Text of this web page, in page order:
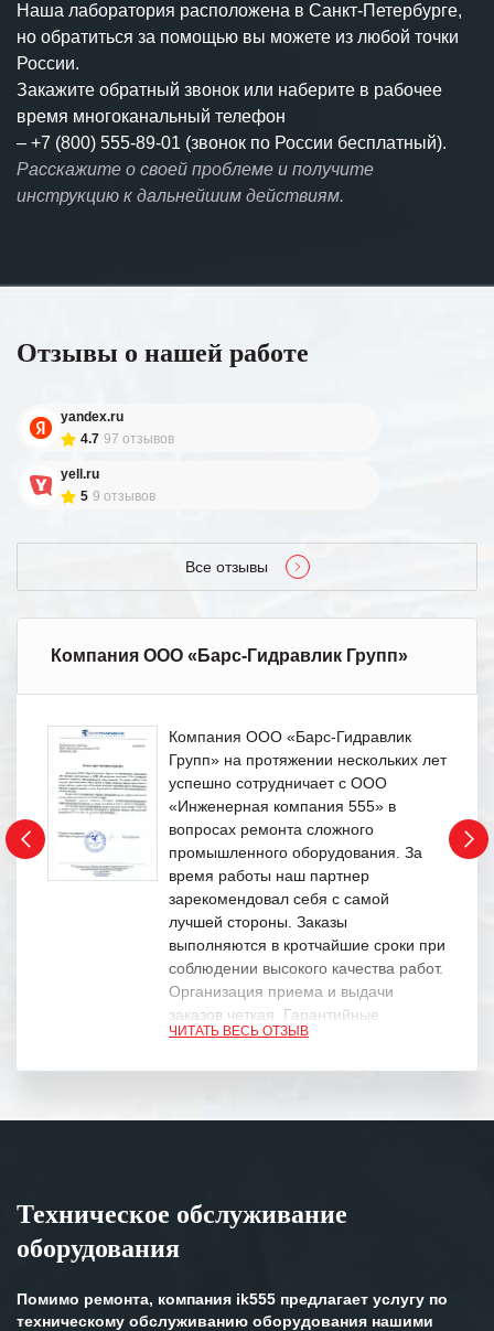
Наша лаборатория расположена в Санкт-Петербурге,
но обратиться за помощью вы можете из любой точки
России.
Закажите обратный звонок или наберите в рабочее
время многоканальный телефон
– +7 (800) 555-89-01 (звонок по России бесплатный).
Расскажите о своей проблеме и получите
инструкцию к дальнейшим действиям.
Отзывы о нашей работе
yandex.ru
4.7 97 отзывов
yell.ru
5 9 отзывов
Все отзывы
Компания ООО «Барс-Гидравлик Групп»
Компания ООО «Барс-Гидравлик
Групп» на протяжении нескольких лет
успешно сотрудничает с ООО
«Инженерная компания 555» в
вопросах ремонта сложного
промышленного оборудования. За
время работы наш партнер
зарекомендовал себя с самой
лучшей стороны. Заказы
выполняются в кротчайшие сроки при
соблюдении высокого качества работ.
Организация приема и выдачи
заказов четкая. Гарантийные
обязательства выполняются в
Особенно хочется отметить высокую
клиентоориентированность
готовность помочь в самых сложных
ЧИТАТЬ ВЕСЬ ОТЗЫВ
Техническое обслуживание
оборудования
Помимо ремонта, компания ik555 предлагает услугу по
техническому обслуживанию оборудования нашими